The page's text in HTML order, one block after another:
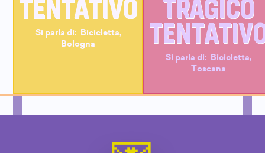
TENTATIVO
Si parla di: Bicicletta,
Bologna
TRAGICO
Si parla di: Bicicletta,
Toscana